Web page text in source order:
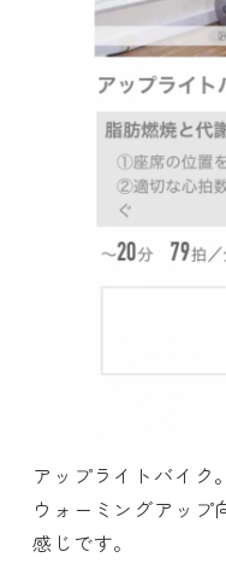
アップライトバイク。
ウォーミングアップ
感じです。